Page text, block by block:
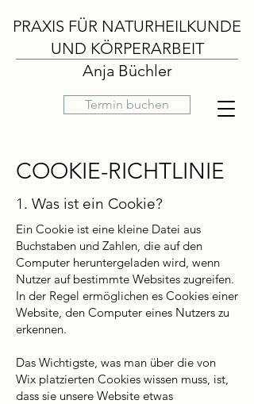
PRAXIS FÜR NATURHEILKUNDE
UND KÖRPERARBEIT
Anja Büchler
Termin buchen
COOKIE-RICHTLINIE
1. Was ist ein Cookie?
Ein Cookie ist eine kleine Datei aus
Buchstaben und Zahlen, die auf den
Computer heruntergeladen wird, wenn
Nutzer auf bestimmte Websites zugreifen.
In der Regel ermöglichen es Cookies einer
Website, den Computer eines Nutzers zu
erkennen.
Das Wichtigste, was man über die von
Wix platzierten Cookies wissen muss, ist,
dass sie unsere Website etwas